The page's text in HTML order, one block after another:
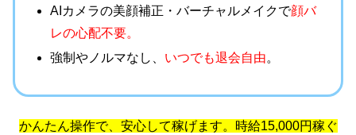
AIカメラの美顔補正・バーチャルメイクで顔バ
レの心配不要。
強制やノルマなし、 いつでも退会自由。
かんたん操作で、安心して稼げます。時給15,000円稼ぐ